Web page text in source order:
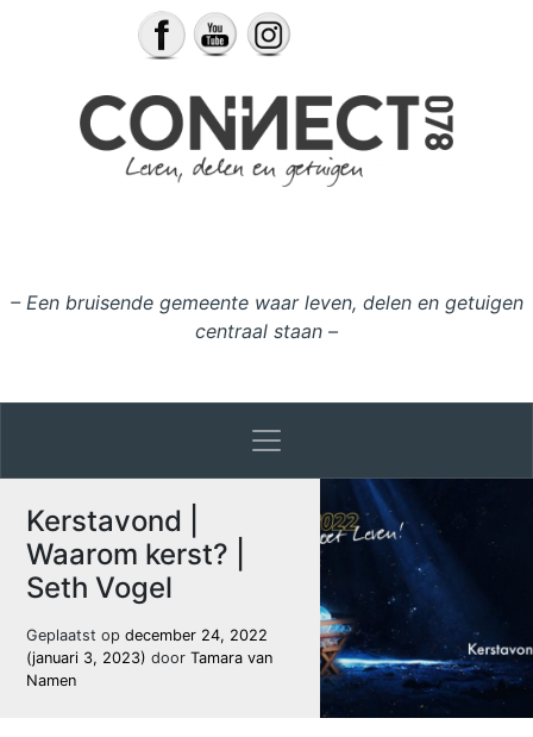
– Een bruisende gemeente waar leven, delen en getuigen
centraal staan –
Kerstavond |
Waarom kerst? |
Seth Vogel
Geplaatst opdecember 24, 2022
(januari 3, 2023)door Tamara van
Namen